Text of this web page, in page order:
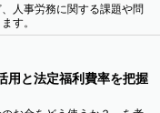
人事労務に関する課題や問
す。
用と法定福利費率を把握